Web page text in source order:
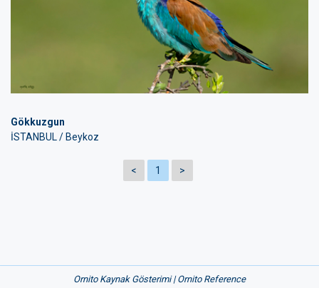
Gökkuzgun
İSTANBUL / Beykoz
< 1 >
Ornito Kaynak Gösterimi | Ornito Reference